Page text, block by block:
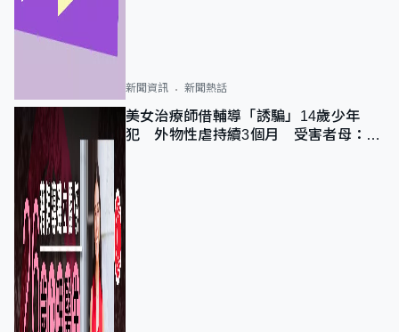
新聞資訊 新聞熱話
美女治療師借輔導「誘騙」14歲少年
犯 外物性虐持續3個月 受害者母：要